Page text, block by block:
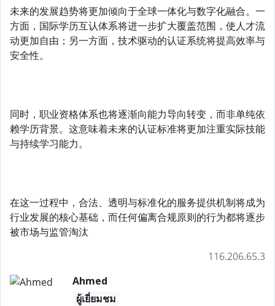
未来的发展趋势将更加倾向于全球一体化与数字化融合。一
方面，国际学历互认体系将进一步扩大覆盖范围，使人才流
动更加自由；另一方面，技术驱动的认证系统将提高效率与
安全性。
同时，职业资格体系也将逐渐向能力导向转变，而非单纯依
赖学历背景。这意味着未来的认证标准将更加注重实际技能
与持续学习能力。
在这一过程中，合法、透明与标准化的服务提供机制将成为
行业发展的核心基础，而任何偏离合规原则的行为都将逐步
被市场与监管淘汰
116.206.65.3
Ahmed
ผู้เยี่ยมชม